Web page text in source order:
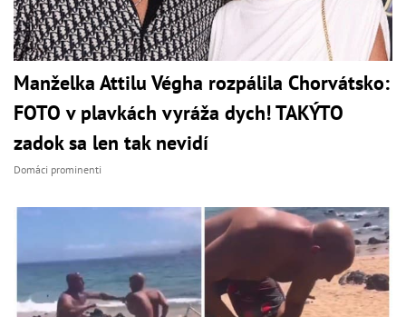
Manželka Attilu Végha rozpálila Chorvátsko:
FOTO v plavkách vyráža dych! TAKÝTO
zadok sa len tak nevidí
Domáci prominenti